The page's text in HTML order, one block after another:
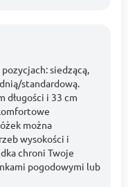
siedzącą,
standardową.
długości i 33 cm
można
wysokości i
chroni Twoje
pogodowymi lub